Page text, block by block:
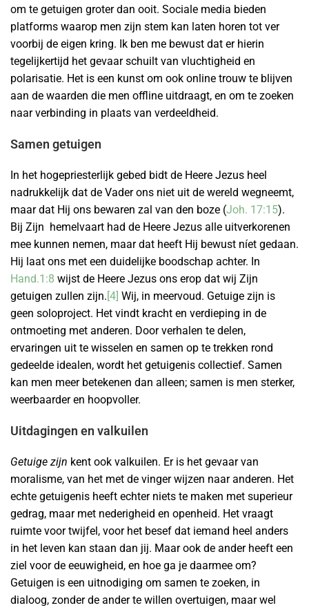
om te getuigen groter dan ooit. Sociale media bieden
platforms waarop men zijn stem kan laten horen tot ver
voorbij de eigen kring. Ik ben me bewust dat er hierin
tegelijkertijd het gevaar schuilt van vluchtigheid en
polarisatie. Het is een kunst om ook online trouw te blijven
aan de waarden die men offline uitdraagt, en om te zoeken
naar verbinding in plaats van verdeeldheid.
Samen getuigen
In het hogepriesterlijk gebed bidt de Heere Jezus heel
nadrukkelijk dat de Vader ons niet uit de wereld wegneemt,
maar dat Hij ons bewaren zal van den boze (Joh. 17:15).
Bij Zijn hemelvaart had de Heere Jezus alle uitverkorenen
mee kunnen nemen, maar dat heeft Hij bewust níet gedaan.
Hij laat ons met een duidelijke boodschap achter. In
Hand.1:8 wijst de Heere Jezus ons erop dat wij Zijn
getuigen zullen zijn.[4] Wij, in meervoud. Getuige zijn is
geen soloproject. Het vindt kracht en verdieping in de
ontmoeting met anderen. Door verhalen te delen,
ervaringen uit te wisselen en samen op te trekken rond
gedeelde idealen, wordt het getuigenis collectief. Samen
kan men meer betekenen dan alleen; samen is men sterker,
weerbaarder en hoopvoller.
Uitdagingen en valkuilen
Getuige zijn kent ook valkuilen. Er is het gevaar van
moralisme, van het met de vinger wijzen naar anderen. Het
echte getuigenis heeft echter niets te maken met superieur
gedrag, maar met nederigheid en openheid. Het vraagt
ruimte voor twijfel, voor het besef dat iemand heel anders
in het leven kan staan dan jij. Maar ook de ander heeft een
ziel voor de eeuwigheid, en hoe ga je daarmee om?
Getuigen is een uitnodiging om samen te zoeken, in
dialoog, zonder de ander te willen overtuigen, maar wel